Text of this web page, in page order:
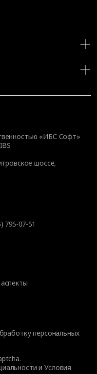
«ИБС Софт»
шоссе,
795-07-51
персональных
иУсловия